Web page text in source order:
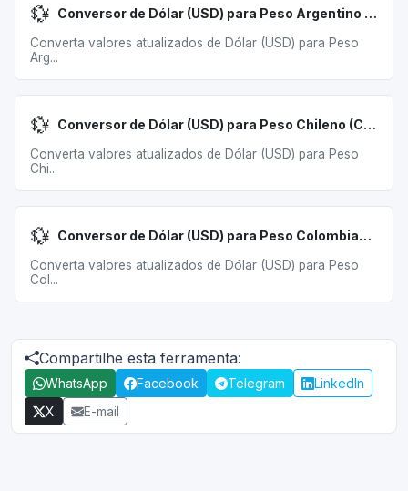
💱 Conversor de Dólar (USD) para Peso Argentino (ARS)
Converta valores atualizados de Dólar (USD) para Peso
Arg...
💱 Conversor de Dólar (USD) para Peso Chileno (CLP)
Converta valores atualizados de Dólar (USD) para Peso
Chi...
💱 Conversor de Dólar (USD) para Peso Colombiano (COP)
Converta valores atualizados de Dólar (USD) para Peso
Col...
Compartilhe esta ferramenta:
WhatsApp Facebook Telegram
LinkedIn
X
E-mail